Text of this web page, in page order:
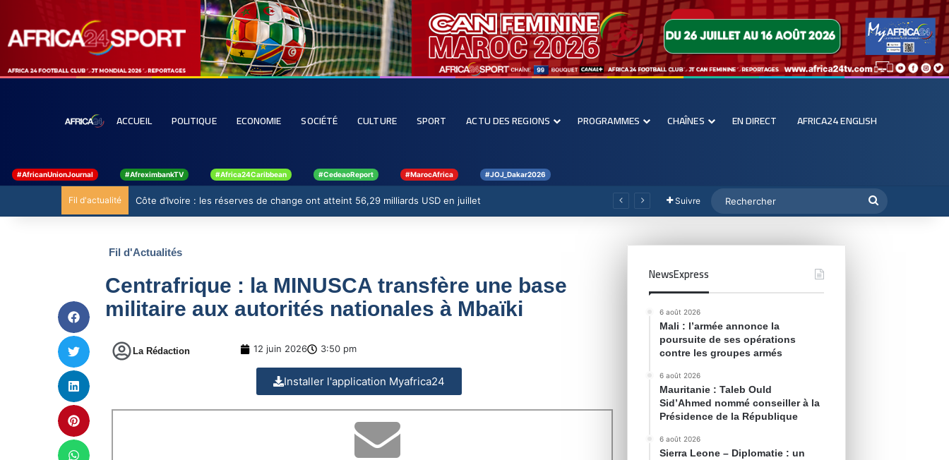
ACCUEIL POLITIQUE ECONOMIE SOCIÉTÉ CULTURE SPORT ACTU DES REGIONS PROGRAMMES CHAÎNES EN DIRECT AFRICA24 ENGLISH
#AfricanUnionJournal #AfreximbankTV #Africa24Caribbean #CedeaoReport #MarocAfrica #JOJ_Dakar2026
Fil d'actualité Côte d’Ivoire : les réserves de change ont atteint 56,29 milliards USD en juillet Suivre
Fil d'Actualités
Centrafrique : la MINUSCA transfère une base
militaire aux autorités nationales à Mbaïki
La Rédaction 12 juin 2026 3:50 pm
Installer l'application Myafrica24
NewsExpress
6 août 2026
Mali : l’armée annonce la
poursuite de ses opérations
contre les groupes armés
6 août 2026
Mauritanie : Taleb Ould
Sid’Ahmed nommé conseiller à la
Présidence de la République
6 août 2026
Sierra Leone – Diplomatie : un